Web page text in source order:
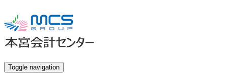
Toggle navigation